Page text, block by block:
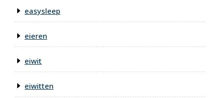
easysleep
eieren
eiwit
eiwitten